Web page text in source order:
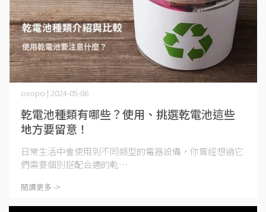
乾電池種類有哪些？使用、挑選乾電池這些
地方要留意！
oxopo | 2024-05-06
日常生活中會使用到不同類型的電器設備，你曾經想過它
們需要個別搭配合適的乾⋯
閱讀更多 ->